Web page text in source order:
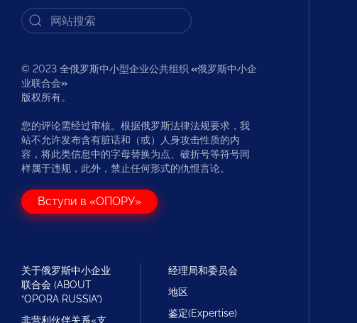
© 2023 全俄罗斯中小型企业公共组织 «俄罗斯中小企
业联合会»
版权所有。
您的评论需经过审核。根据俄罗斯法律法规要求，我
站不允许发布含有脏话和（或）人身攻击性质的内
容，将此类信息中的字母替换为点、破折号等符号同
样属于违规，此外，禁止任何形式的仇恨言论。
Вступи в «ОПОРУ»
关于俄罗斯中小企业
联合会 (ABOUT
“OPORA RUSSIA”)
非营利伙伴关系«支
经理局和委员会
地区
鉴定(Expertise)